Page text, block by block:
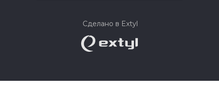
Сделано в Extyl